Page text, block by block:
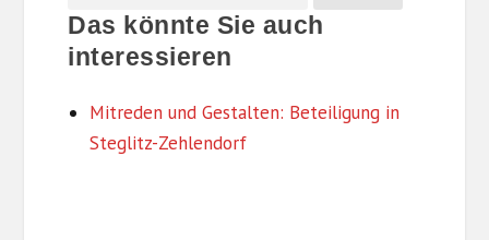
T
A
L
U
N
E
G
R
I
E
Das könnte Sie auch
interessieren
Mitreden und Gestalten: Beteiligung in
Steglitz-Zehlendorf